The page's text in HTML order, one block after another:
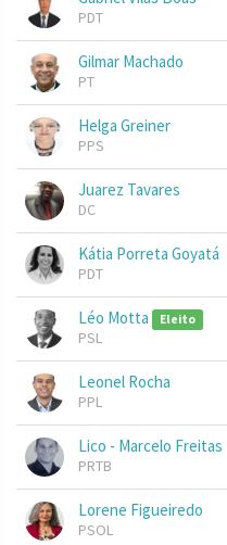
PDT
Gilmar Machado
PT
Helga Greiner
PPS
Juarez Tavares
DC
Kátia Porreta Goyatá
PDT
Léo Motta Eleito
PSL
Leonel Rocha
PPL
Lico - Marcelo Freitas
PRTB
Lorene Figueiredo
PSOL